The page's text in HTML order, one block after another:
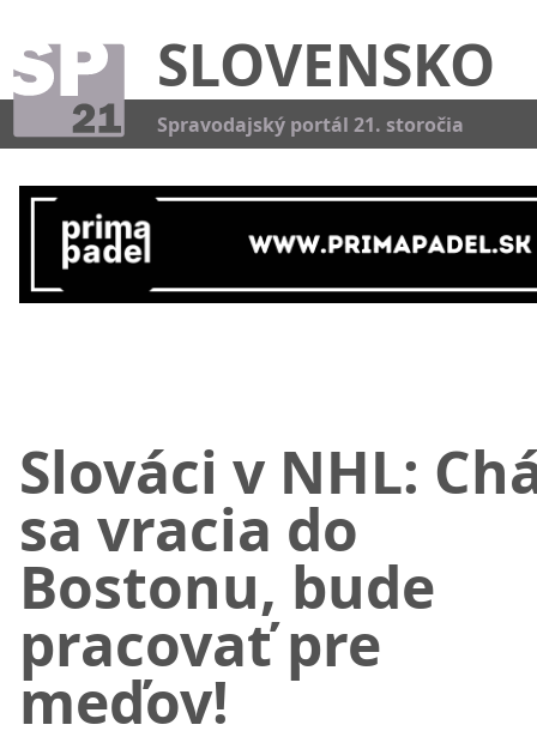
SLOVENSKO
Spravodajský portál 21. storočia
Slováci v NHL:
sa vracia do
Bostonu, bude
pracovať pre
meďov!